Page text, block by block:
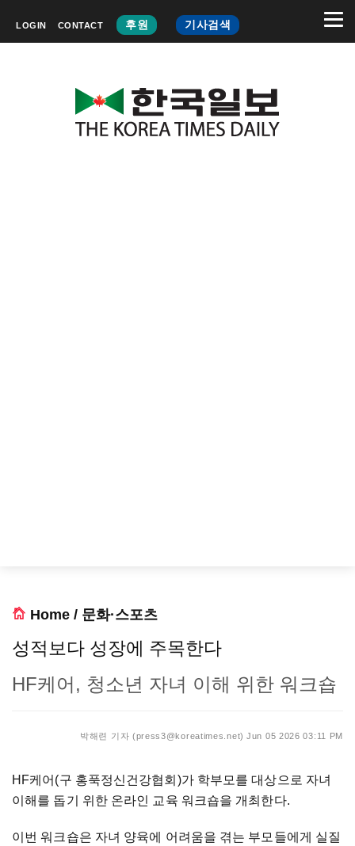
LOGIN CONTACT 후원 기사검색
Home / 문화·스포츠
성적보다 성장에 주목한다
HF케어, 청소년 자녀 이해 위한 워크숍
박해련 기자 (press3@koreatimes.net) Jun 05 2026 03:11 PM
HF케어(구 홍푹정신건강협회)가 학부모를 대상으로 자녀
이해를 돕기 위한 온라인 교육 워크숍을 개최한다.
이번 워크숍은 자녀 양육에 어려움을 겪는 부모들에게 실질